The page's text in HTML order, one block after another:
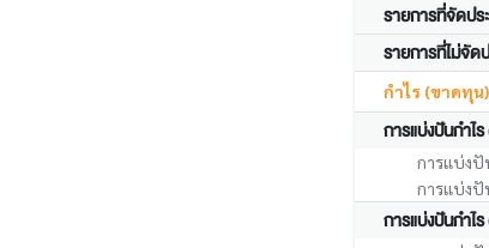
รายการที่จัดปร
รายการที่ไม่จัด
กำไร (ขาดทุน
การแบ่งปันกำไ
การแบ่ง
การแบ่งปั
การแบ่งปันกำไ